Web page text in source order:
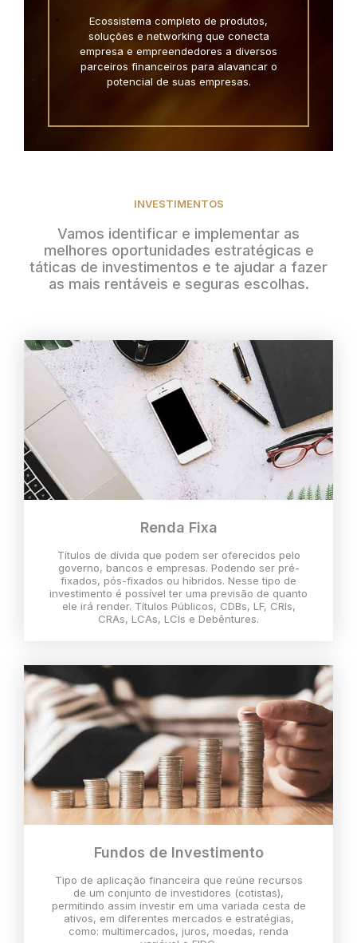
Ecossistema completo de produtos,
soluções e networking que conecta
empresa e empreendedores a diversos
parceiros financeiros para alavancar o
potencial de suas empresas.
INVESTIMENTOS
Vamos identificar e implementar as
melhores oportunidades estratégicas e
táticas de investimentos e te ajudar a fazer
as mais rentáveis e seguras escolhas.
Renda Fixa
Títulos de dívida que podem ser oferecidos pelo
governo, bancos e empresas. Podendo ser pré-
fixados, pós-fixados ou híbridos. Nesse tipo de
investimento é possível ter uma previsão de quanto
ele irá render. Títulos Públicos, CDBs, LF, CRIs,
CRAs, LCAs, LCIs e Debêntures.
Fundos de Investimento
Tipo de aplicação financeira que reúne recursos
de um conjunto de investidores (cotistas),
permitindo assim investir em uma variada cesta de
ativos, em diferentes mercados e estratégias,
como: multimercados, juros, moedas, renda